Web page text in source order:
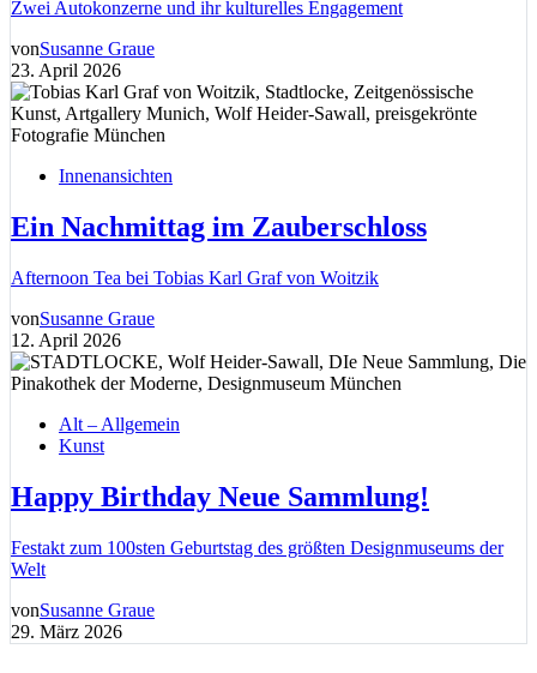
Zwei Autokonzerne und ihr kulturelles Engagement
vonSusanne Graue
23. April 2026
Innenansichten
Ein Nachmittag im Zauberschloss
Afternoon Tea bei Tobias Karl Graf von Woitzik
vonSusanne Graue
12. April 2026
Alt – Allgemein
Kunst
Happy Birthday Neue Sammlung!
Festakt zum 100sten Geburtstag des größten Designmuseums der
Welt
vonSusanne Graue
29. März 2026